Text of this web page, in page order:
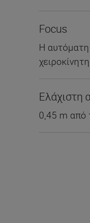
Focus
Η αυτόματη
Ελάχιστη
0,45 m από